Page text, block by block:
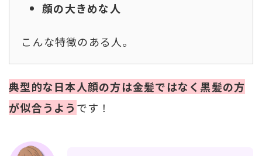
顔の大きめな人
こんな特徴のある人。
典型的な日本人顔の方は金髪ではなく黒髪の方
が似合うよう です！